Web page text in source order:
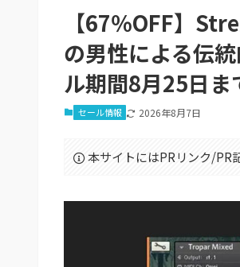
【67％OFF】
の男性による伝
ル期間8月25日ま
セール情報 2026年8月7日
本サイトにはPRリンク/PR